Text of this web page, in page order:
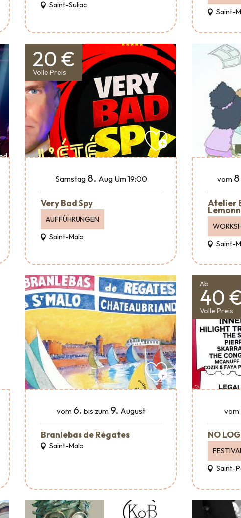
Saint-Suliac
Saint-
20 €
Volle Preis
Samstag 8. Aug Um 19:00
Very Bad Spy
AUFFÜHRUNGEN
Saint-Malo
vom
Atelier
Saint-
vom 6. bis zum 9. August
Branlebas de Régates
Saint-Malo
Ab
40
Volle Preis
vom
NO
Saint-